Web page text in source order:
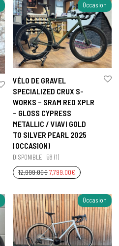
Occasion
VÉLO DE GRAVEL
SPECIALIZED CRUX S-
WORKS – SRAM RED XPLR
– GLOSS CYPRESS
METALLIC / VIAVI GOLD
TO SILVER PEARL 2025
(OCCASION)
DISPONIBLE : 58 (1)
12,999.00€7,799.00€
Occasion